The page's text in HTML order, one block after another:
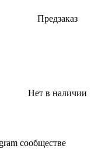
Предзаказ
Нет в наличии
сообществе